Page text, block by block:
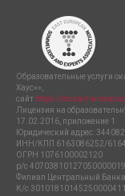
Образовательные услуги
Хаус»»,
сайт https://mozart-
Лицензия на
17.02.2016, приложение 1
Юридический адрес:
ИНН/КПП 6163086252/
ОГРН 1076100002120
р/с 40703810127050000019
Филиал Центральный
К/с 30101810145250000411